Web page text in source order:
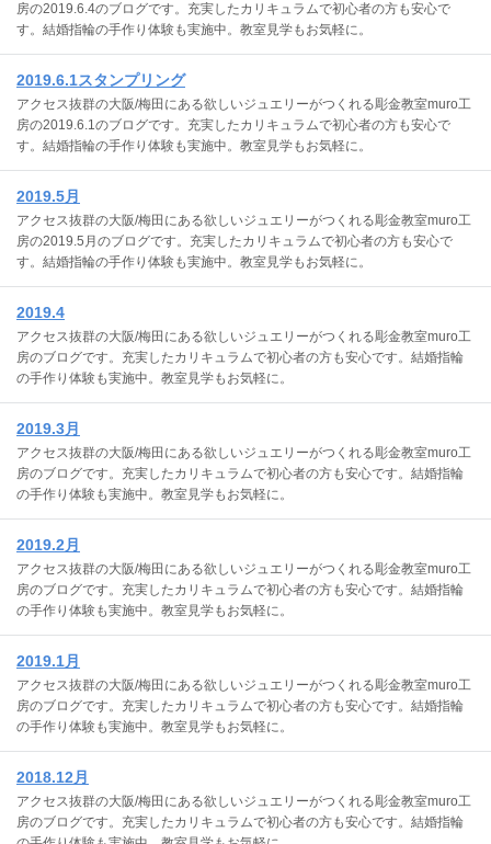
房の2019.6.4のブログです。充実したカリキュラムで初心者の方も安心で
す。結婚指輪の手作り体験も実施中。教室見学もお気軽に。
2019.6.1スタンプリング
アクセス抜群の大阪/梅田にある欲しいジュエリーがつくれる彫金教室muro工
房の2019.6.1のブログです。充実したカリキュラムで初心者の方も安心で
す。結婚指輪の手作り体験も実施中。教室見学もお気軽に。
2019.5月
アクセス抜群の大阪/梅田にある欲しいジュエリーがつくれる彫金教室muro工
房の2019.5月のブログです。充実したカリキュラムで初心者の方も安心で
す。結婚指輪の手作り体験も実施中。教室見学もお気軽に。
2019.4
アクセス抜群の大阪/梅田にある欲しいジュエリーがつくれる彫金教室muro工
房のブログです。充実したカリキュラムで初心者の方も安心です。結婚指輪
の手作り体験も実施中。教室見学もお気軽に。
2019.3月
アクセス抜群の大阪/梅田にある欲しいジュエリーがつくれる彫金教室muro工
房のブログです。充実したカリキュラムで初心者の方も安心です。結婚指輪
の手作り体験も実施中。教室見学もお気軽に。
2019.2月
アクセス抜群の大阪/梅田にある欲しいジュエリーがつくれる彫金教室muro工
房のブログです。充実したカリキュラムで初心者の方も安心です。結婚指輪
の手作り体験も実施中。教室見学もお気軽に。
2019.1月
アクセス抜群の大阪/梅田にある欲しいジュエリーがつくれる彫金教室muro工
房のブログです。充実したカリキュラムで初心者の方も安心です。結婚指輪
の手作り体験も実施中。教室見学もお気軽に。
2018.12月
アクセス抜群の大阪/梅田にある欲しいジュエリーがつくれる彫金教室muro工
房のブログです。充実したカリキュラムで初心者の方も安心です。結婚指輪